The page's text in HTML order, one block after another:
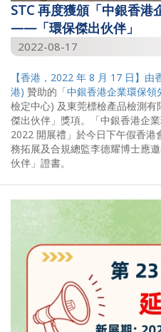
STC 再度獲頒「中銀香港
——「環保傑出伙伴」
2022-08-17
【香港，2022 年 8 月 17 日】由
港) 贊助的 「中銀香港企業環保領
檢定中心) 及東莞標檢產品檢測
傑出伙伴」獎項。「中銀香港企
2022 開展禮」於今日下午假香港
務拓展及合規總監李德耀博士應
伙伴」證書。